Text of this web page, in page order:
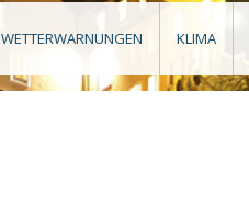
WETTERWARNUNGEN KLIMA